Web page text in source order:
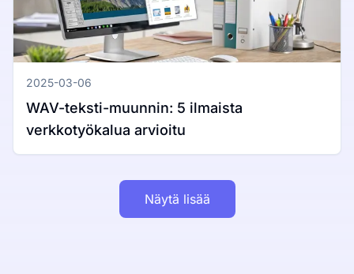
2025-03-06
WAV-teksti-muunnin: 5 ilmaista
verkkotyökalua arvioitu
Näytä lisää